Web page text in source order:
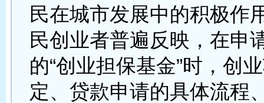
民在城市发展中的积极作
民创业者普遍反映，在申
的“创业担保基金”时，创
定、贷款申请的具体流程